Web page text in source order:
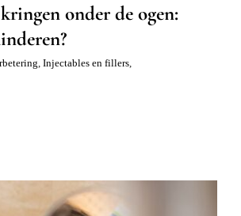
onder de ogen:
Injectables en fillers